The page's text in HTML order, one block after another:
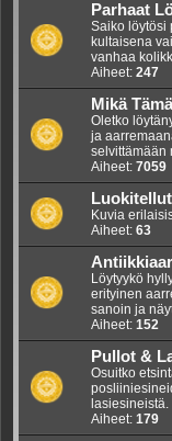
Parhaat
Saiko löytösi
kultaisena
vanhaa
Aiheet: 247
Mikä
Oletko
ja
selvittämään
Aiheet: 7059
Kuvia
Aiheet: 63
Löytyykö
erityinen
sanoin ja
Aiheet: 152
Pullot &
Osuitko
lasiesineistä.
Aiheet: 179